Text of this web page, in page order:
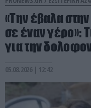
«Την έβαλα
σε έναν γέρο»:
για την
05.08.2026 | 12:42